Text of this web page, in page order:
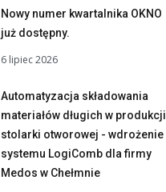
Nowy numer kwartalnika OKNO
już dostępny.
6 lipiec 2026
Automatyzacja składowania
materiałów długich w produkcji
stolarki otworowej - wdrożenie
systemu LogiComb dla firmy
Medos w Chełmnie